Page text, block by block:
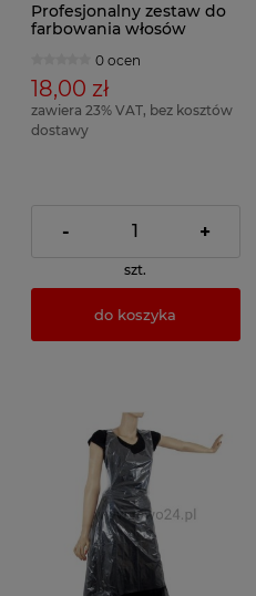
Profesjonalny zestaw do
farbowania włosów
0 ocen
18,00 zł
zawiera 23% VAT, bez kosztów
dostawy
- +
szt.
do koszyka